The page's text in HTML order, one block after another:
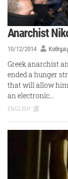
Anarchist
10/12/2014
Greek anarchist
ended a hunger
that will allow
an electronic…
ENGLISH